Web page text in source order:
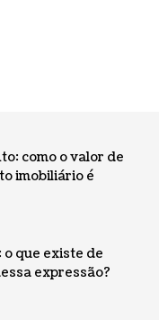
como o valor de
imobiliário é
que existe de
expressão?